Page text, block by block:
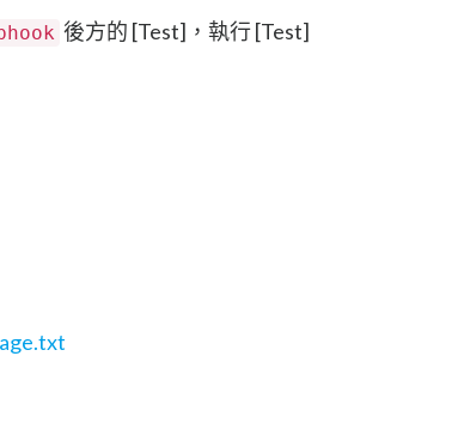
後方的 [Test]，執行 [Test]